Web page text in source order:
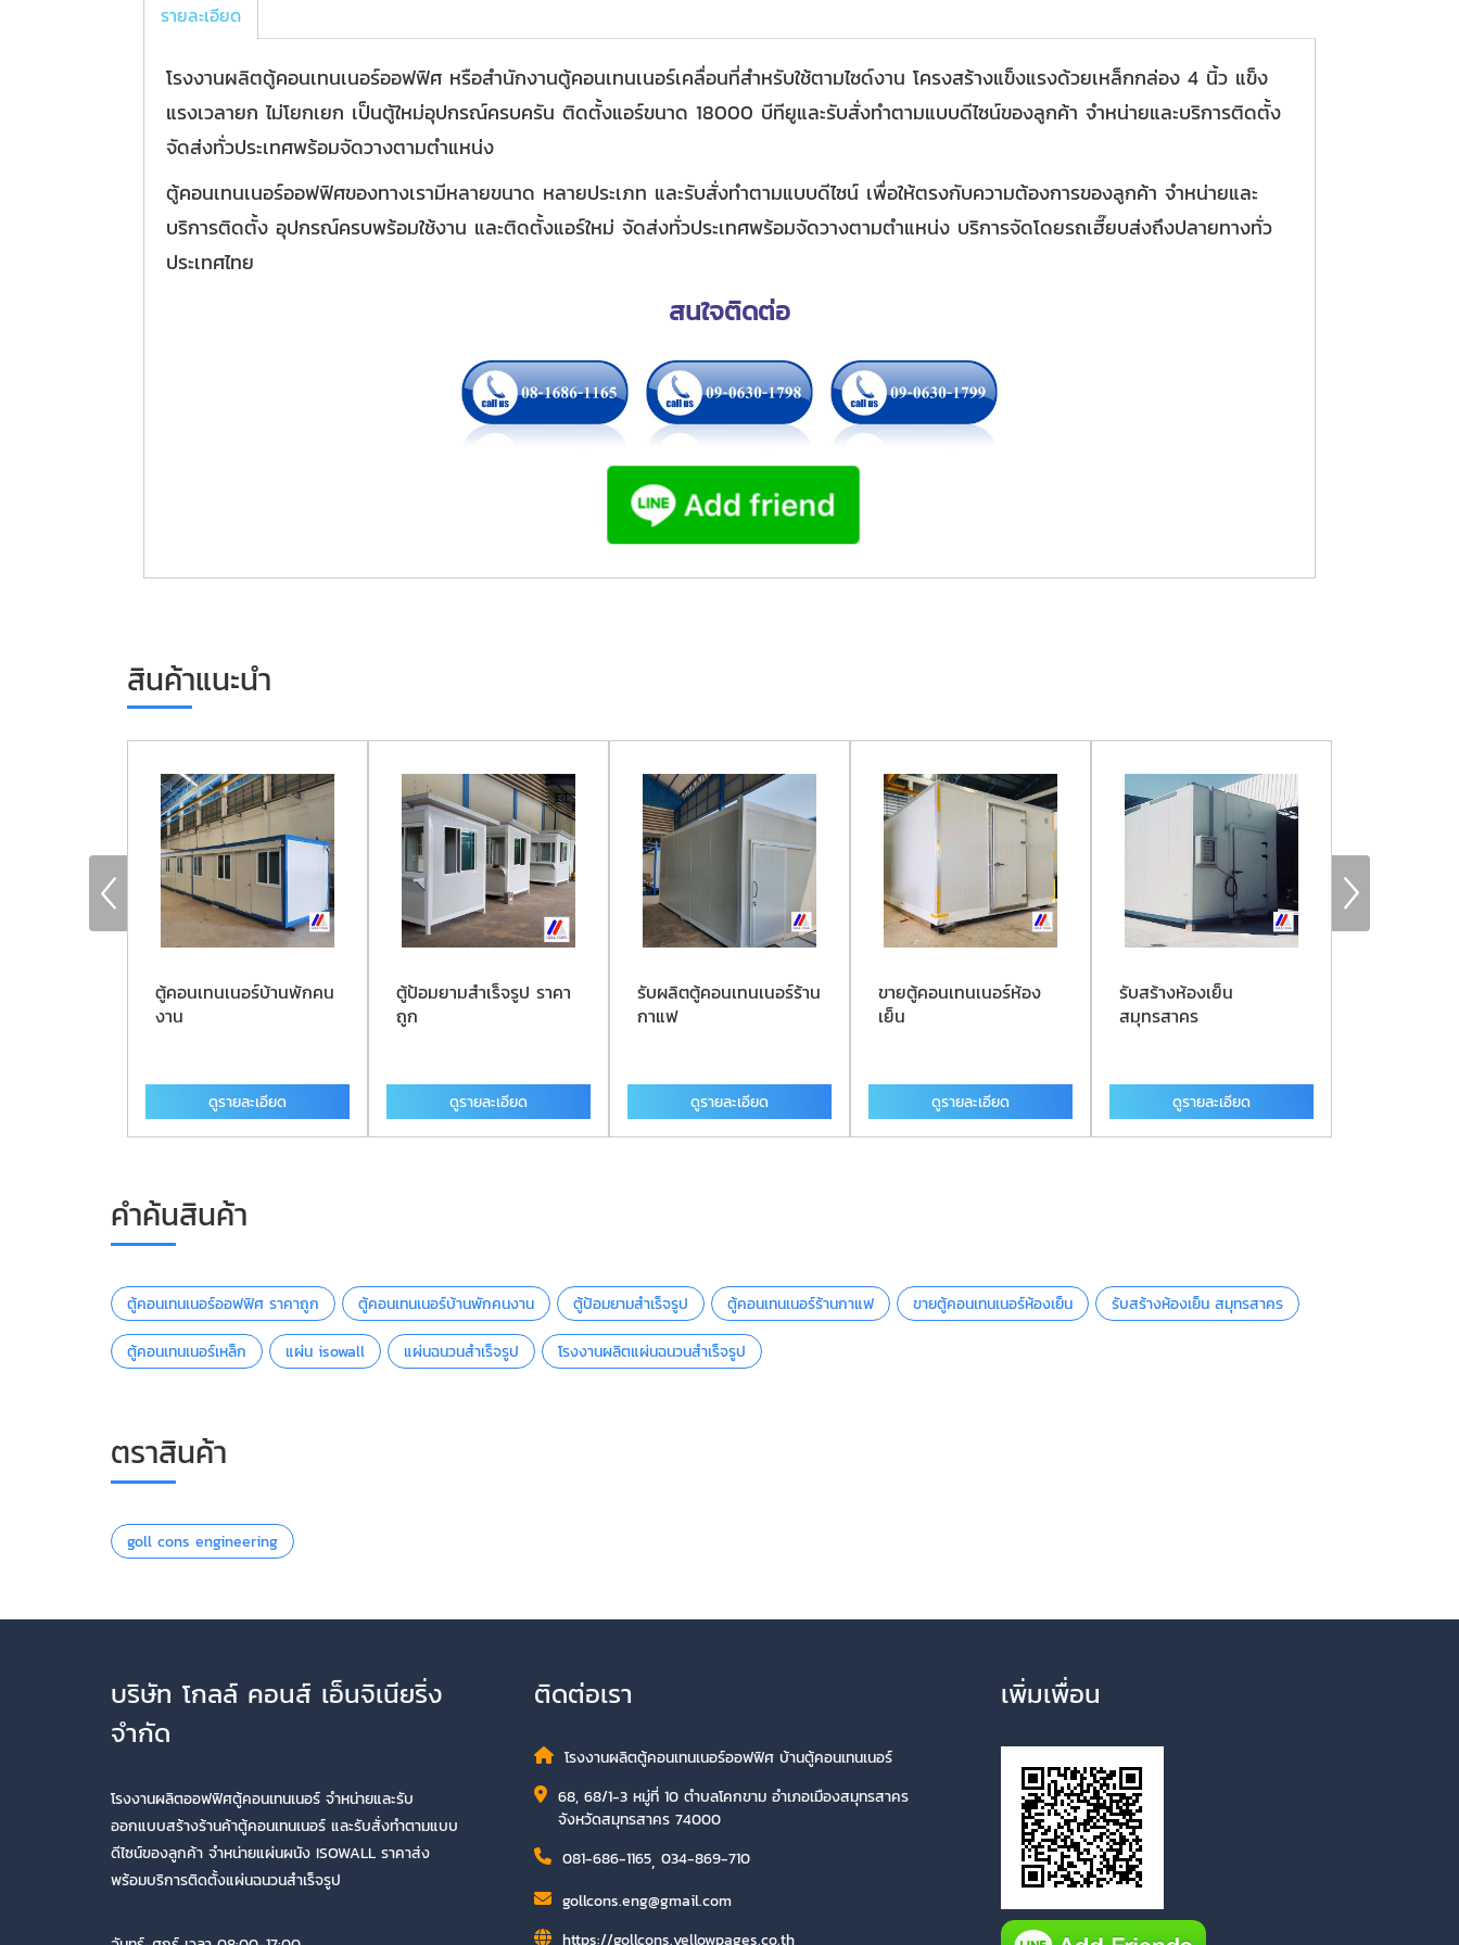
รายละเอียด
โรงงานผลิตตู้คอนเทนเนอร์ออฟฟิศ หรือสำนักงานตู้คอนเทนเนอร์เคลื่อนที่สำหรับใช้ตามไซด์งาน โครงสร้างแข็งแรงด้วยเหล็กกล่อง 4 นิ้ว แข็ง
แรงเวลายก ไม่โยกเยก เป็นตู้ใหม่อุปกรณ์ครบครัน ติดตั้งแอร์ขนาด 18000 บีทียูและรับสั่งทำตามแบบดีไซน์ของลูกค้า จำหน่ายและบริการติดตั้ง
จัดส่งทั่วประเทศพร้อมจัดวางตามตำแหน่ง
ตู้คอนเทนเนอร์ออฟฟิศของทางเรามีหลายขนาด หลายประเภท และรับสั่งทำตามแบบดีไซน์ เพื่อให้ตรงกับความต้องการของลูกค้า จำหน่ายและ
บริการติดตั้ง อุปกรณ์ครบพร้อมใช้งาน และติดตั้งแอร์ใหม่ จัดส่งทั่วประเทศพร้อมจัดวางตามตำแหน่ง บริการจัดโดยรถเฮี๊ยบส่งถึงปลายทางทั่ว
ประเทศไทย
สนใจติดต่อ
สินค้าแนะนำ
ตู้คอนเทนเนอร์บ้านพักคน
งาน
ดูรายละเอียด
ตู้ป้อมยามสำเร็จรูป ราคา
ถูก
ดูรายละเอียด
รับผลิตตู้คอนเทนเนอร์ร้าน
กาแฟ
ดูรายละเอียด
ขายตู้คอนเทนเนอร์ห้อง
เย็น
ดูรายละเอียด
รับสร้างห้องเย็น
สมุทรสาคร
ดูรายละเอียด
คำค้นสินค้า
ตู้คอนเทนเนอร์ออฟฟิศ ราคาถูก ตู้คอนเทนเนอร์บ้านพักคนงาน ตู้ป้อมยามสำเร็จรูป ตู้คอนเทนเนอร์ร้านกาแฟ ขายตู้คอนเทนเนอร์ห้องเย็น รับสร้างห้องเย็น สมุทรสาคร
ตู้คอนเทนเนอร์เหล็ก แผ่น isowall แผ่นฉนวนสำเร็จรูป โรงงานผลิตแผ่นฉนวนสำเร็จรูป
ตราสินค้า
goll cons engineering
บริษัท โกลล์ คอนส์ เอ็นจิเนียริ่ง
จำกัด
โรงงานผลิตออฟฟิศตู้คอนเทนเนอร์ จำหน่ายและรับ
ออกแบบสร้างร้านค้าตู้คอนเทนเนอร์ และรับสั่งทำตามแบบ
ดีไซน์ของลูกค้า จำหน่ายแผ่นผนัง ISOWALL ราคาส่ง
พร้อมบริการติดตั้งแผ่นฉนวนสำเร็จรูป
ติดต่อเรา
โรงงานผลิตตู้คอนเทนเนอร์ออฟฟิศ บ้านตู้คอนเทนเนอร์
68, 68/1-3 หมู่ที่ 10 ตำบลโคกขาม อำเภอเมืองสมุทรสาคร
จังหวัดสมุทรสาคร 74000
081-686-1165, 034-869-710
gollcons.eng@gmail.com
https://gollcons.yellowpages.co.th
เพิ่มเพื่อน